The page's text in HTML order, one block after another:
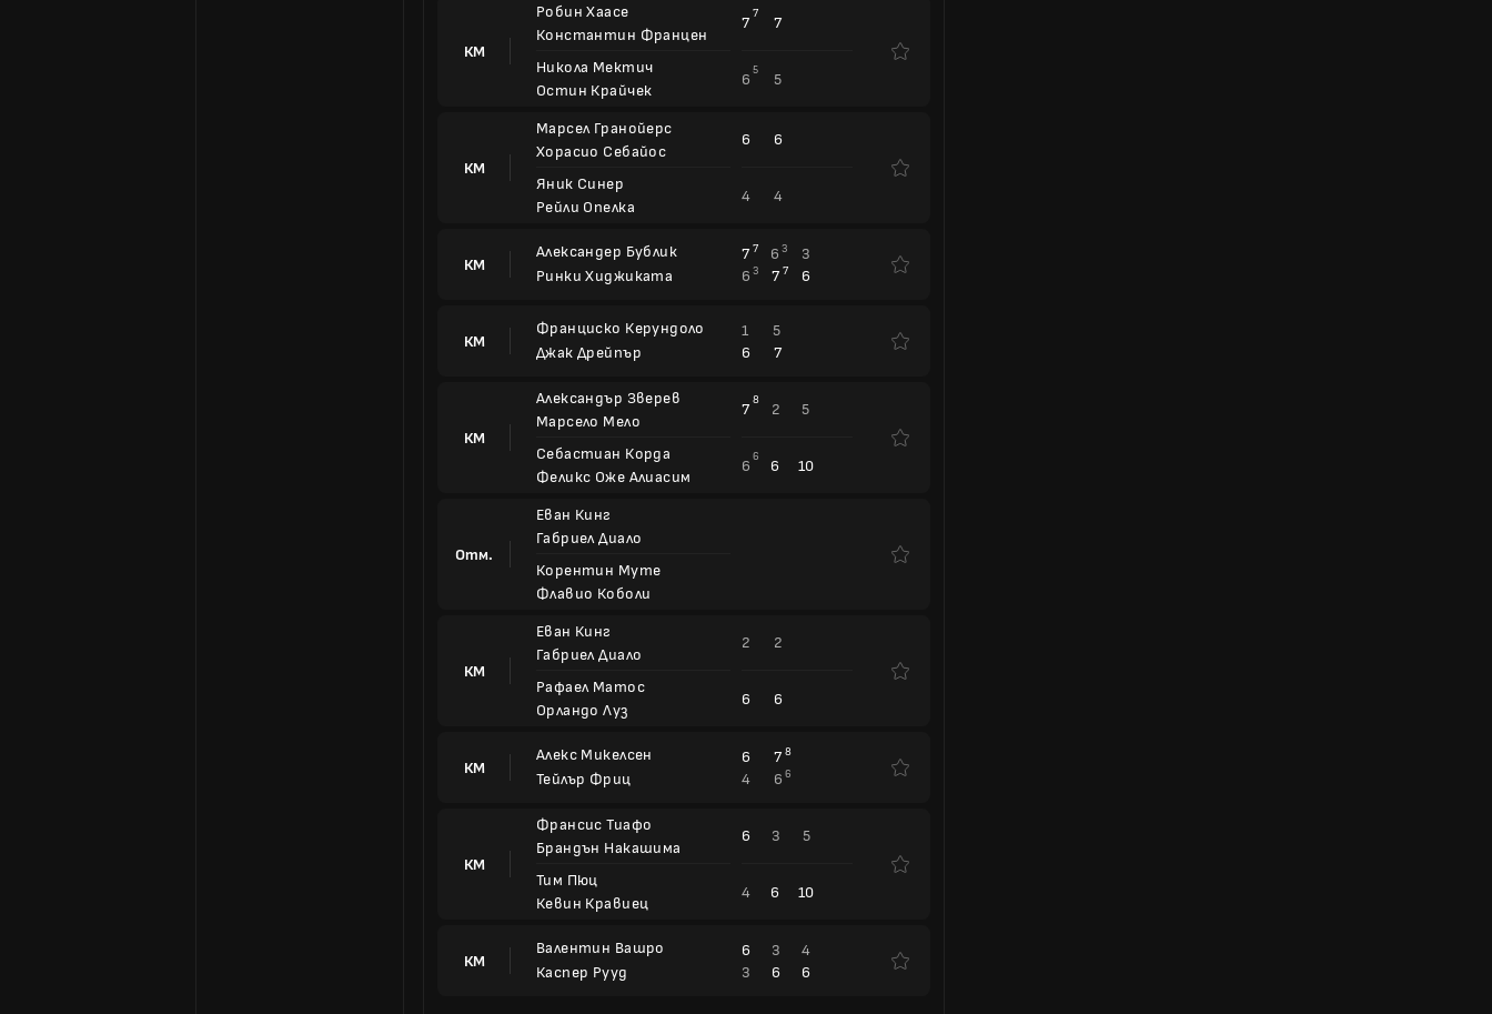
КМ
Робин Хаасе
Константин Францен
Никола Мектич
Остин Крайчек
7 7 7
6 5 5
КМ
Марсел Гранойерс
Хорасио Себайос
Яник Синер
Рейли Опелка
6 6
4 4
КМ
Александер Бублик
Ринки Хиджиката
7 7 6 3
3
6 3 7 7 6
КМ
Франциско Керундоло
Джак Дрейпър
1
5
6
7
КМ
Александър Зверев
Марсело Мело
Себастиан Корда
Феликс Оже Алиасим
7 8 2 5
6 6 6 10
Отм.
Еван Кинг
Габриел Диало
Корентин Муте
Флавио Коболи
КМ
Еван Кинг
Габриел Диало
Рафаел Матос
Орландо Луз
2 2
6 6
КМ
Алекс Микелсен
Тейлър Фриц
6 7 8
4 6 6
КМ
Франсис Тиафо
Брандън Накашима
Тим Пюц
Кевин Кравиец
6 3 5
4 6 10
КМ
Валентин Вашро
Каспер Рууд
6 3
4
3
6 6